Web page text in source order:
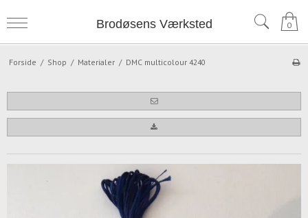
Brodøsens Værksted 0
Forside / Shop / Materialer / DMC multicolour 4240